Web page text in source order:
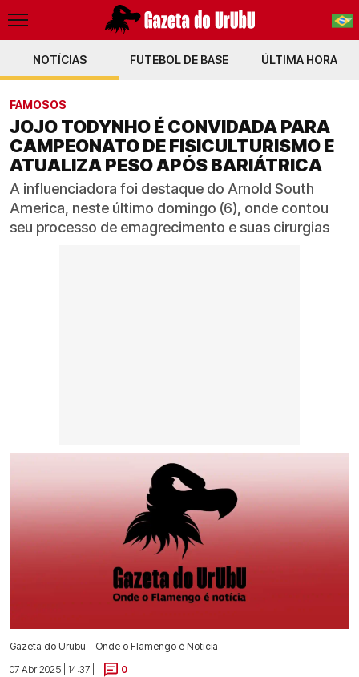
PT-BR
NOTÍCIAS FUTEBOL DE BASE ÚLTIMA HORA
FAMOSOS
JOJO TODYNHO É CONVIDADA PARA
CAMPEONATO DE FISICULTURISMO E
ATUALIZA PESO APÓS BARIÁTRICA
A influenciadora foi destaque do Arnold South
America, neste último domingo (6), onde contou
seu processo de emagrecimento e suas cirurgias
Gazeta do Urubu – Onde o Flamengo é Notícia
07 Abr 2025 | 14:37 |
0